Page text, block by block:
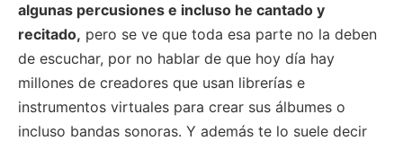
algunas percusiones e incluso he cantado y
recitado, pero se ve que toda esa parte no la deben
de escuchar, por no hablar de que hoy día hay
millones de creadores que usan librerías e
instrumentos virtuales para crear sus álbumes o
incluso bandas sonoras. Y además te lo suele decir